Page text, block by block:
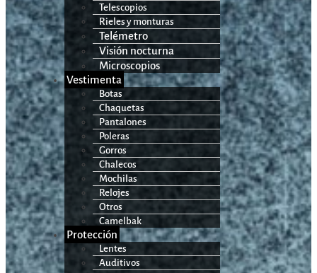
Telescopios
Rieles y monturas
Telémetro
Visión nocturna
Microscopios
Vestimenta
Botas
Chaquetas
Pantalones
Poleras
Gorros
Chalecos
Mochilas
Relojes
Otros
Camelbak
Protección
Lentes
Auditivos